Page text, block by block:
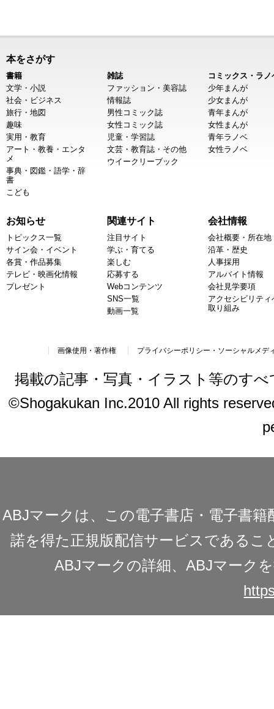
本をさがす
書籍
文学・小説
社会・ビジネス
旅行・地図
趣味
実用・教育
アート・教養・エンタ
メ
事典・図鑑・語学・辞
書
こども
雑誌
ファッション・美容誌
情報誌
男性コミック誌
女性コミック誌
児童・学習誌
文芸・教育誌・その他
ウイークリーブック
コミックス・ラノ
少年まんが
少女まんが
青年まんが
女性まんが
青年ラノベ
女性ラノベ
お知らせ
トピックス一覧
サイン会・イベント
各賞・作品募集
テレビ・映画化情報
プレゼント
関連サイト
注目サイト
学ぶ・育てる
楽しむ
応募する
Webコンテンツ
SNS一覧
動画一覧
会社情報
会社概要・所在地
沿革・歴史
人事採用
アルバイト情報
会社見学要項
アクセシビリティ
取り組み
画像使用・著作権 プライバシーポリシー・ソーシャルメデ
掲載の記事・写真・イラスト等のす
©Shogakukan Inc.2010 All rights
ABJマークは、この電子書店・電子書
諾を得た正規版配信サービスであるこ
ABJマークの詳細、ABJマーク